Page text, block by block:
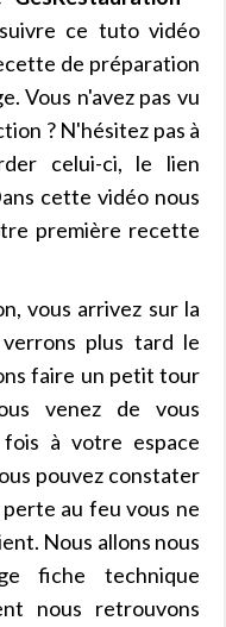
ce tuto vidéo
de préparation
Vous n'avez pas vu
? N'hésitez pas à
celui-ci, le lien
cette vidéo nous
première recette
vous arrivez sur la
plus tard le
faire un petit tour
venez de vous
à votre espace
pouvez constater
au feu vous ne
Nous allons nous
fiche technique
nous retrouvons